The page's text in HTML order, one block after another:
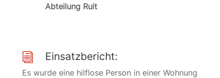
Abteilung Ruit
i Einsatzbericht:
Es wurde eine hilflose Person in einer Wohnung